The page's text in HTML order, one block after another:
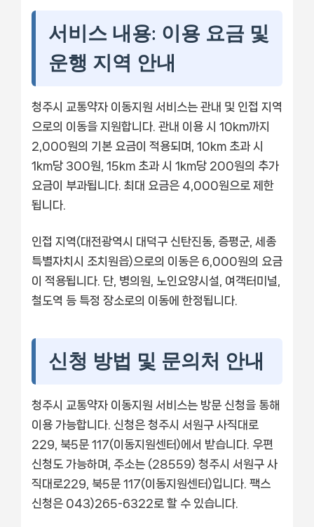
서비스 내용: 이용 요금 및
운행 지역 안내
청주시 교통약자 이동지원 서비스는 관내 및 인접 지역
으로의 이동을 지원합니다. 관내 이용 시 10km까지
2,000원의 기본 요금이 적용되며, 10km 초과 시
1km당 300원, 15km 초과 시 1km당 200원의 추가
요금이 부과됩니다. 최대 요금은 4,000원으로 제한
됩니다.
인접 지역(대전광역시 대덕구 신탄진동, 증평군, 세종
특별자치시 조치원읍)으로의 이동은 6,000원의 요금
이 적용됩니다. 단, 병의원, 노인요양시설, 여객터미널,
철도역 등 특정 장소로의 이동에 한정됩니다.
신청 방법 및 문의처 안내
청주시 교통약자 이동지원 서비스는 방문 신청을 통해
이용 가능합니다. 신청은 청주시 서원구 사직대로
229, 북5문 117(이동지원센터)에서 받습니다. 우편
신청도 가능하며, 주소는 (28559) 청주시 서원구 사
직대로229, 북5문 117(이동지원센터)입니다. 팩스
신청은 043)265-6322로 할 수 있습니다.